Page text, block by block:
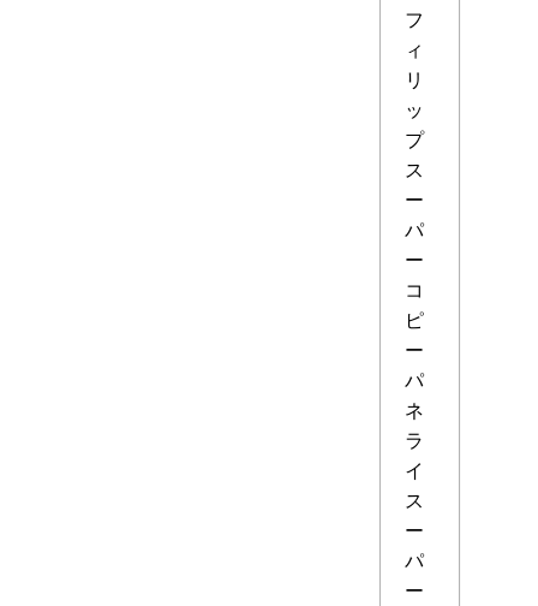
フ
ィ
リ
ッ
プ
ス
ー
パ
ー
コ
ピ
ー
パ
ネ
ラ
イ
ス
ー
パ
ー